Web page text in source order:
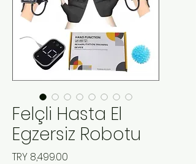
Felçli Hasta El
Egzersiz Robotu
TRY 8,499.00